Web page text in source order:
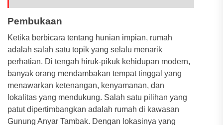
Pembukaan
Ketika berbicara tentang hunian impian, rumah
adalah salah satu topik yang selalu menarik
perhatian. Di tengah hiruk-pikuk kehidupan modern,
banyak orang mendambakan tempat tinggal yang
menawarkan ketenangan, kenyamanan, dan
lokalitas yang mendukung. Salah satu pilihan yang
patut dipertimbangkan adalah rumah di kawasan
Gunung Anyar Tambak. Dengan lokasinya yang